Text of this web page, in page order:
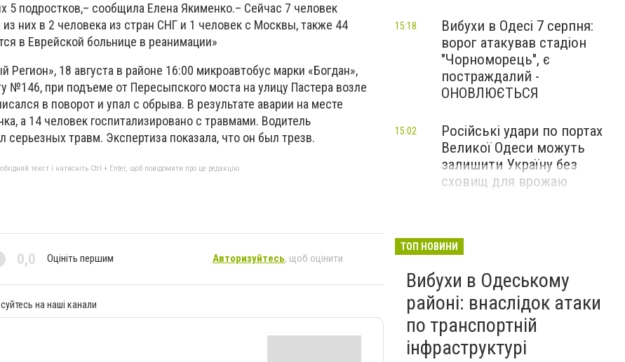
5 подростков,– сообщила Елена Якименко.– Сейчас 7 человек
них в 2 человека из стран СНГ и 1 человек с Москвы, также 44
в Еврейской больнице в реанимации»
Регион», 18 августа в районе 16:00 микроавтобус марки «Богдан»,
№146, при подъеме от Пересыпского моста на улицу Пастера возле
в поворот и упал с обрыва. В результате аварии на месте
а 14 человек госпитализировано с травмами. Водитель
серьезных травм. Экспертиза показала, что он был трезв.
текст і натисніть Ctrl + Enter, щоб повідомити про це редакцію
0,0 Оцініть першим Авторизуйтесь, щоб оцінити
на наші канали
Вибухи в Одесі 7 серпня:
ворог атакував стадіон
"Чорноморець", є
постраждалий -
ОНОВЛЮЄТЬСЯ
15:18
Російські удари по портах
Великої Одеси можуть
залишити Україну без
сховищ для врожаю
15:02
ТОП НОВИНИ
Вибухи в Одеському
районі: внаслідок атаки
по транспортній
інфраструктурі